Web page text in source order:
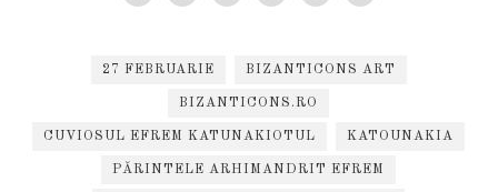
27 FEBRUARIE BIZANTICONS ART
BIZANTICONS.RO
CUVIOSUL EFREM KATUNAKIOTUL KATOUNAKIA
PĂRINTELE ARHIMANDRIT EFREM